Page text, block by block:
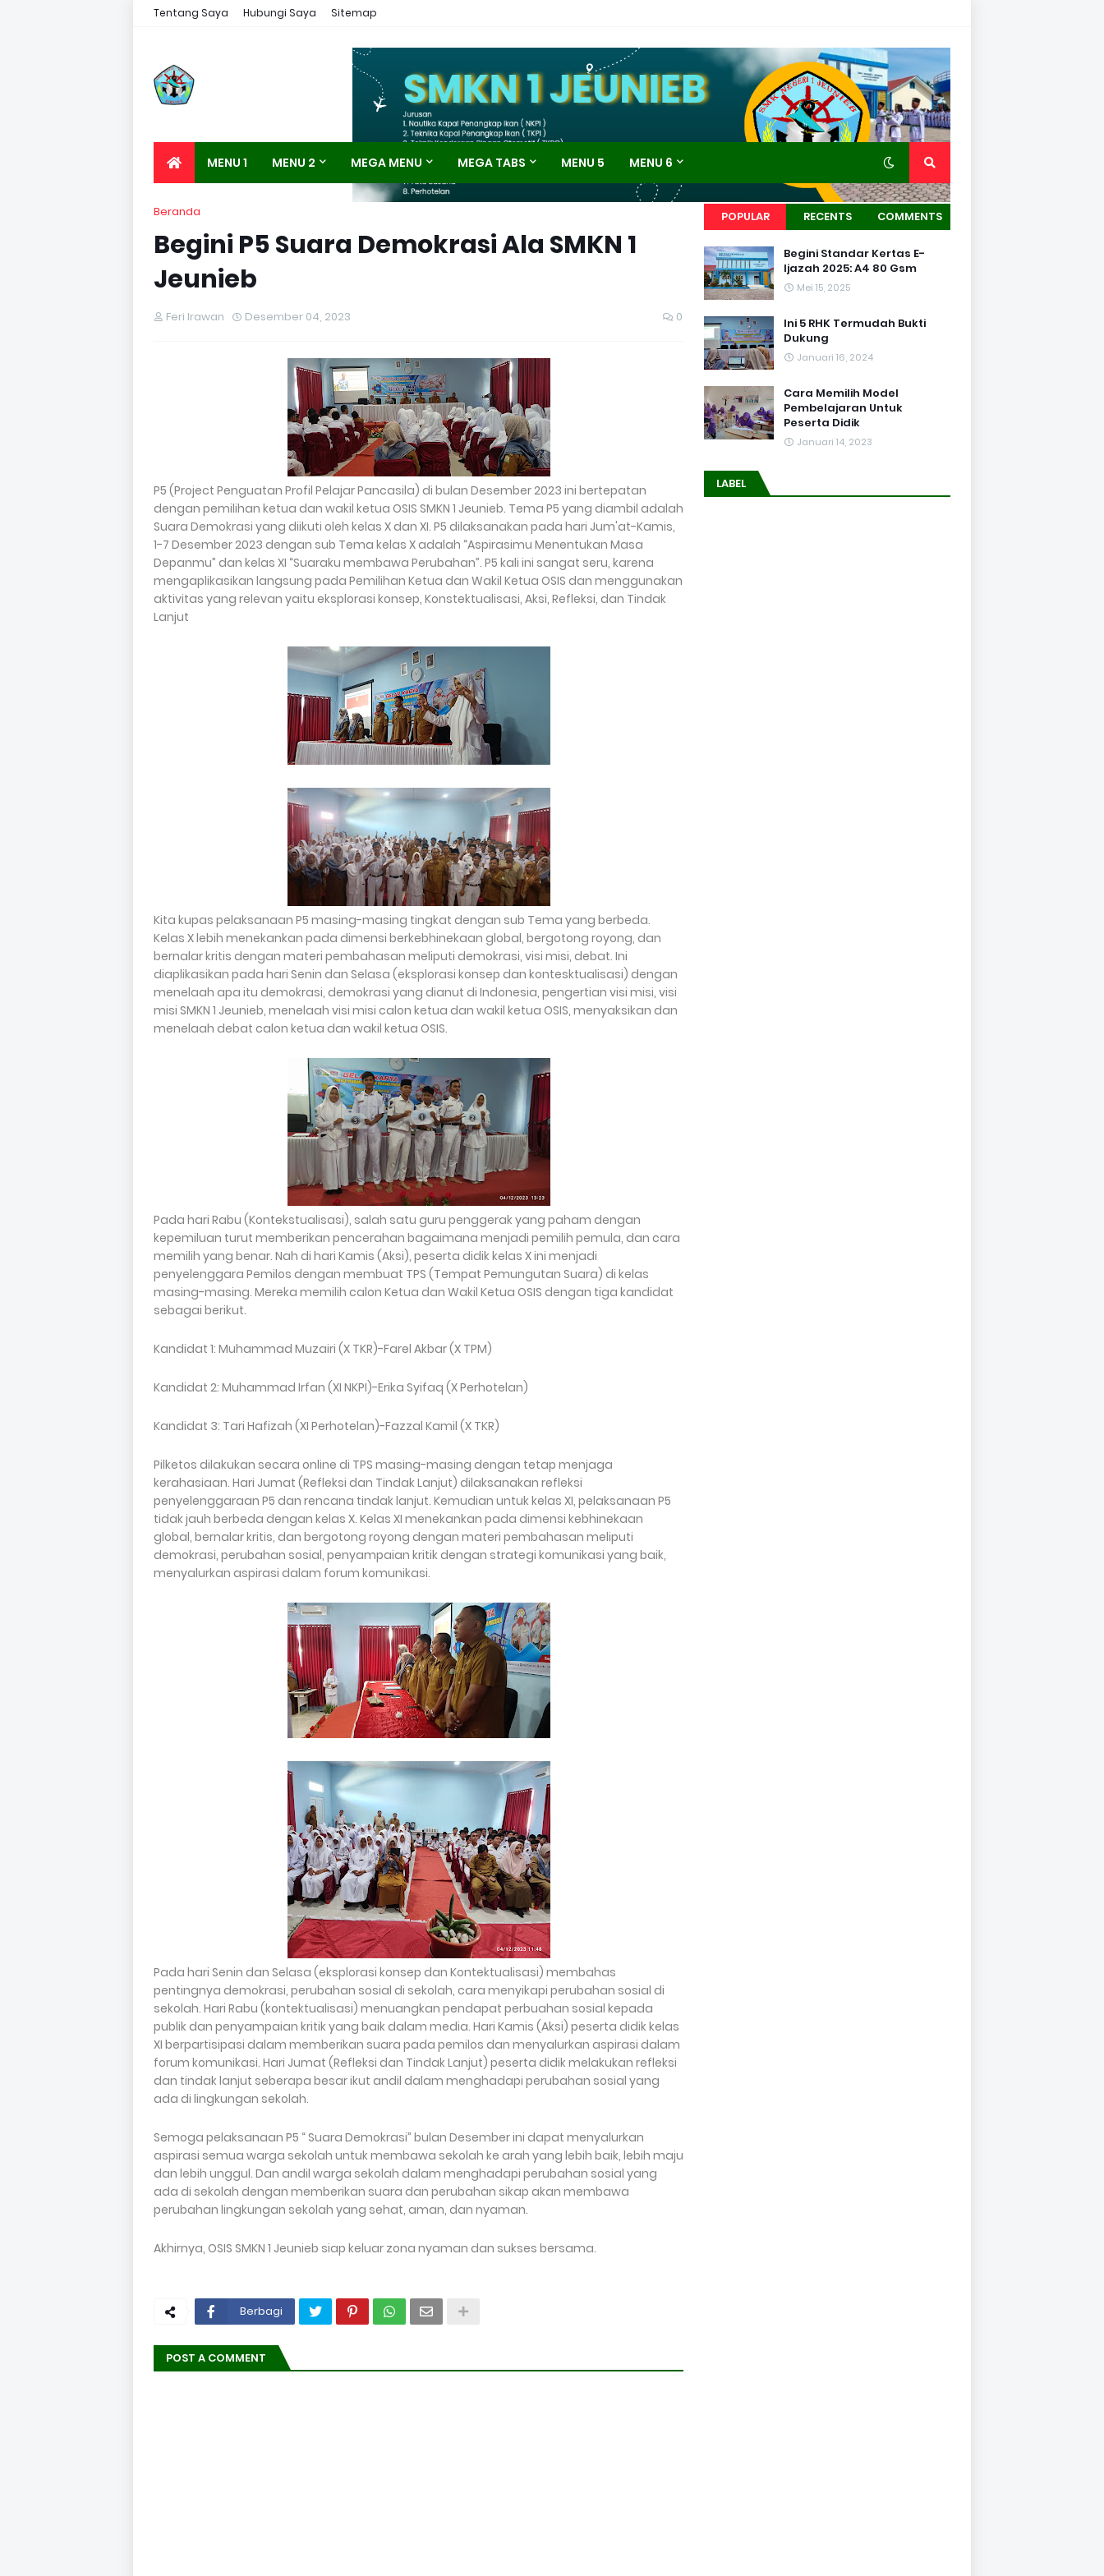
Tentang Saya Hubungi Saya Sitemap
MENU 1 MENU 2 MEGA MENU MEGA TABS MENU 5 MENU 6
Beranda
Begini P5 Suara Demokrasi Ala SMKN 1
Jeunieb
Feri Irawan Desember 04, 2023 0
P5 (Project Penguatan Profil Pelajar Pancasila) di bulan Desember 2023 ini bertepatan
dengan pemilihan ketua dan wakil ketua OSIS SMKN 1 Jeunieb. Tema P5 yang diambil adalah
Suara Demokrasi yang diikuti oleh kelas X dan XI. P5 dilaksanakan pada hari Jum'at-Kamis,
1-7 Desember 2023 dengan sub Tema kelas X adalah “Aspirasimu Menentukan Masa
Depanmu” dan kelas XI “Suaraku membawa Perubahan”. P5 kali ini sangat seru, karena
mengaplikasikan langsung pada Pemilihan Ketua dan Wakil Ketua OSIS dan menggunakan
aktivitas yang relevan yaitu eksplorasi konsep, Konstektualisasi, Aksi, Refleksi, dan Tindak
Lanjut
Kita kupas pelaksanaan P5 masing-masing tingkat dengan sub Tema yang berbeda.
Kelas X lebih menekankan pada dimensi berkebhinekaan global, bergotong royong, dan
bernalar kritis dengan materi pembahasan meliputi demokrasi, visi misi, debat. Ini
diaplikasikan pada hari Senin dan Selasa (eksplorasi konsep dan kontesktualisasi) dengan
menelaah apa itu demokrasi, demokrasi yang dianut di Indonesia, pengertian visi misi, visi
misi SMKN 1 Jeunieb, menelaah visi misi calon ketua dan wakil ketua OSIS, menyaksikan dan
menelaah debat calon ketua dan wakil ketua OSIS.
Pada hari Rabu (Kontekstualisasi), salah satu guru penggerak yang paham dengan
kepemiluan turut memberikan pencerahan bagaimana menjadi pemilih pemula, dan cara
memilih yang benar. Nah di hari Kamis (Aksi), peserta didik kelas X ini menjadi
penyelenggara Pemilos dengan membuat TPS (Tempat Pemungutan Suara) di kelas
masing-masing. Mereka memilih calon Ketua dan Wakil Ketua OSIS dengan tiga kandidat
sebagai berikut.
Kandidat 1: Muhammad Muzairi (X TKR)-Farel Akbar (X TPM)
Kandidat 2: Muhammad Irfan (XI NKPI)-Erika Syifaq (X Perhotelan)
Kandidat 3: Tari Hafizah (XI Perhotelan)-Fazzal Kamil (X TKR)
Pilketos dilakukan secara online di TPS masing-masing dengan tetap menjaga
kerahasiaan. Hari Jumat (Refleksi dan Tindak Lanjut) dilaksanakan refleksi
penyelenggaraan P5 dan rencana tindak lanjut. Kemudian untuk kelas XI, pelaksanaan P5
tidak jauh berbeda dengan kelas X. Kelas XI menekankan pada dimensi kebhinekaan
global, bernalar kritis, dan bergotong royong dengan materi pembahasan meliputi
demokrasi, perubahan sosial, penyampaian kritik dengan strategi komunikasi yang baik,
menyalurkan aspirasi dalam forum komunikasi.
Pada hari Senin dan Selasa (eksplorasi konsep dan Kontektualisasi) membahas
pentingnya demokrasi, perubahan sosial di sekolah, cara menyikapi perubahan sosial di
sekolah. Hari Rabu (kontektualisasi) menuangkan pendapat perbuahan sosial kepada
publik dan penyampaian kritik yang baik dalam media. Hari Kamis (Aksi) peserta didik kelas
XI berpartisipasi dalam memberikan suara pada pemilos dan menyalurkan aspirasi dalam
forum komunikasi. Hari Jumat (Refleksi dan Tindak Lanjut) peserta didik melakukan refleksi
dan tindak lanjut seberapa besar ikut andil dalam menghadapi perubahan sosial yang
ada di lingkungan sekolah.
Semoga pelaksanaan P5 “ Suara Demokrasi” bulan Desember ini dapat menyalurkan
aspirasi semua warga sekolah untuk membawa sekolah ke arah yang lebih baik, lebih maju
dan lebih unggul. Dan andil warga sekolah dalam menghadapi perubahan sosial yang
ada di sekolah dengan memberikan suara dan perubahan sikap akan membawa
perubahan lingkungan sekolah yang sehat, aman, dan nyaman.
Akhirnya, OSIS SMKN 1 Jeunieb siap keluar zona nyaman dan sukses bersama.
Berbagi
POST A COMMENT
POPULAR RECENTS COMMENTS
Begini Standar Kertas E-
Ijazah 2025: A4 80 Gsm
Mei 15, 2025
Ini 5 RHK Termudah Bukti
Dukung
Januari 16, 2024
Cara Memilih Model
Pembelajaran Untuk
Peserta Didik
Januari 14, 2023
LABEL